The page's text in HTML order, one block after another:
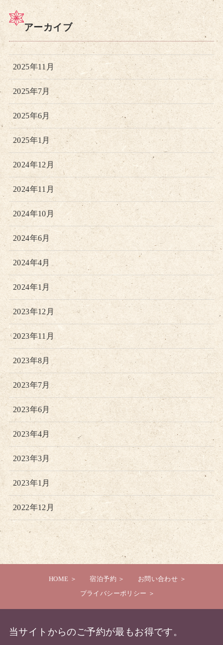
アーカイブ
2025年11月
2025年7月
2025年6月
2025年1月
2024年12月
2024年11月
2024年10月
2024年6月
2024年4月
2024年1月
2023年12月
2023年11月
2023年8月
2023年7月
2023年6月
2023年4月
2023年3月
2023年1月
2022年12月
HOME 宿泊予約 お問い合わせ
プライバシーポリシー
当サイトからのご予約が最もお得です。